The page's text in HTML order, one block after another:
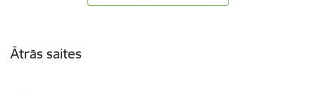
Ātrās saites